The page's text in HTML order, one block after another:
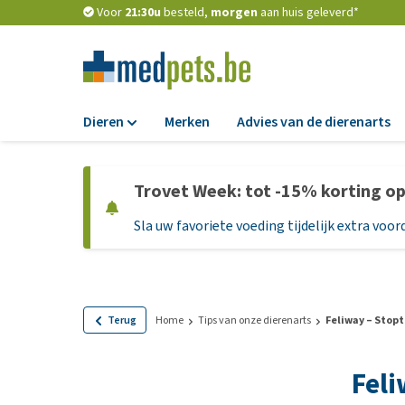
Voor 21:30u besteld, morgen aan huis geleverd*
Dieren
Hondenbrokken
Natvoer
Graanvrij
Glutenvrij
Merken Advies van de dierenarts
Trovet Week: tot -15% korting
Sla uw favoriete voeding tijdelijk extra
Terug Home Tips van onze dierenarts Feliway –